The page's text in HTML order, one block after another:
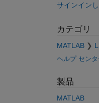
サインイン
カテゴリ
MATLAB
ヘルプ センタ
製品
MATLAB